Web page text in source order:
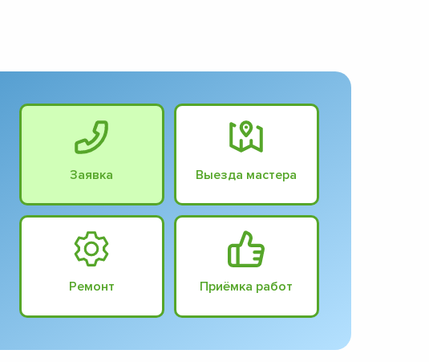
Заявка Выезда мастера
Ремонт Приёмка работ